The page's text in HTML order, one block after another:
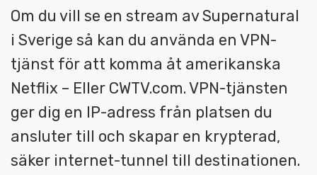
Om du vill se en stream av Supernatural
i Sverige så kan du använda en VPN-
tjänst för att komma åt amerikanska
Netflix – Eller CWTV.com. VPN-tjänsten
ger dig en IP-adress från platsen du
ansluter till och skapar en krypterad,
säker internet-tunnel till destinationen.